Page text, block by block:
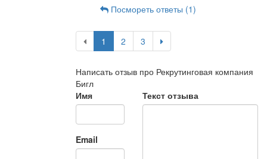
Посмореть ответы (1)
1 2 3
Написать отзыв про Рекрутинговая компания
Бигл
Имя
Email
Текст отзыва